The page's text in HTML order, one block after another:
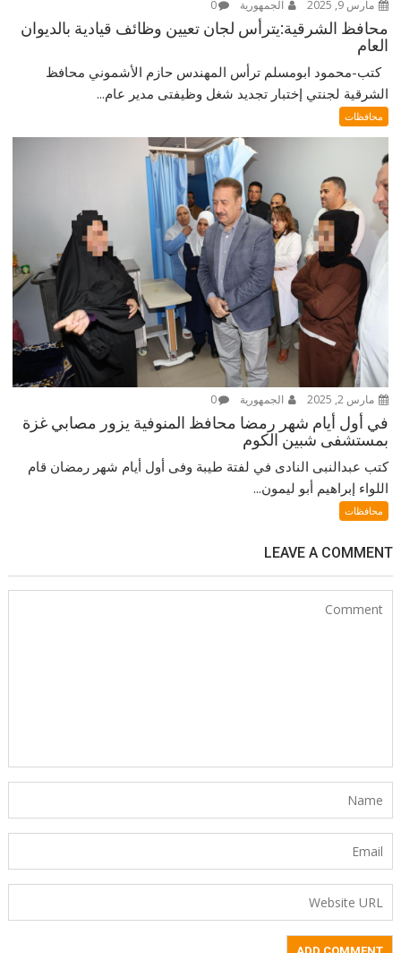
مارس 9, 2025 الجمهورية 0
محافظ الشرقية:يترأس لجان تعيين وظائف قيادية بالديوان
العام
كتب-محمود ابومسلم ترأس المهندس حازم الأشموني محافظ
الشرقية لجنتي إختبار تجديد شغل وظيفتى مدير عام...
محافظات
مارس 2, 2025 الجمهورية 0
في أول أيام شهر رمضا محافظ المنوفية يزور مصابي غزة
بمستشفى شبين الكوم
كتب عبدالنبى النادى في لفتة طيبة وفى أول أيام شهر رمضان قام
اللواء إبراهيم أبو ليمون...
محافظات
LEAVE A COMMENT